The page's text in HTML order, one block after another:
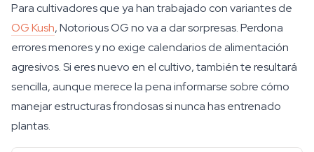
Para cultivadores que ya han trabajado con variantes de
OG Kush, Notorious OG no va a dar sorpresas. Perdona
errores menores y no exige calendarios de alimentación
agresivos. Si eres nuevo en el cultivo, también te resultará
sencilla, aunque merece la pena informarse sobre cómo
manejar estructuras frondosas si nunca has entrenado
plantas.